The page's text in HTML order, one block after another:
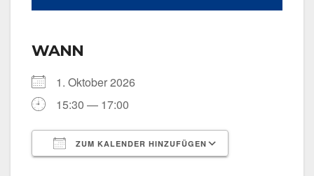
WANN
1. Okto­ber 2026
15:30 — 17:00
ZUM KALENDER HINZUFÜGEN